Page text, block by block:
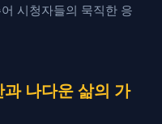
시청자들의 묵직한 응
나다운 삶의 가